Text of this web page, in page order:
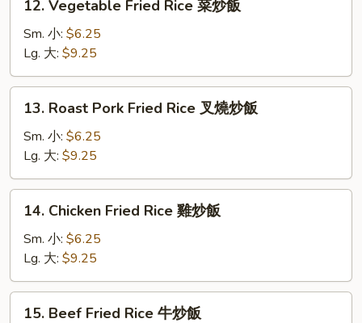
Vegetable
Fried
Rice
菜
炒
12. Vegetable Fried Rice 菜炒飯
Sm. 小: $6.25
Lg. 大: $9.25
13.
Roast
Pork
Fried
Rice
叉
13. Roast Pork Fried Rice 叉燒炒飯
Sm. 小: $6.25
Lg. 大: $9.25
14.
Chicken
Fried
Rice
雞
炒
14. Chicken Fried Rice 雞炒飯
Sm. 小: $6.25
Lg. 大: $9.25
15.
15. Beef Fried Rice 牛炒飯